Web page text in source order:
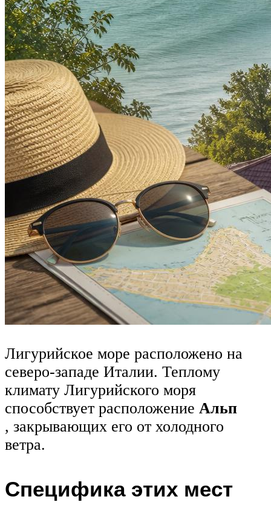
Лигурийское море расположено на
северо-западе Италии. Теплому
климату Лигурийского моря
способствует расположение Альп
, закрывающих его от холодного
ветра.
Специфика этих мест